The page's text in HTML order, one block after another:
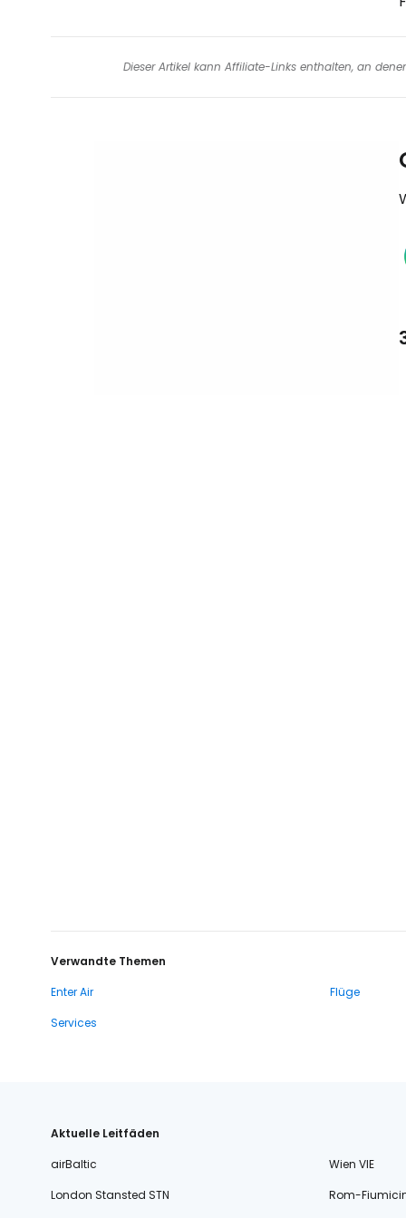
Dieser Artikel kann Affiliate-Links enthalten, an
Verwandte Themen
Enter Air
Flüge
Services
Aktuelle Leitfäden
airBaltic
Wien VIE
London Stansted STN
Rom-